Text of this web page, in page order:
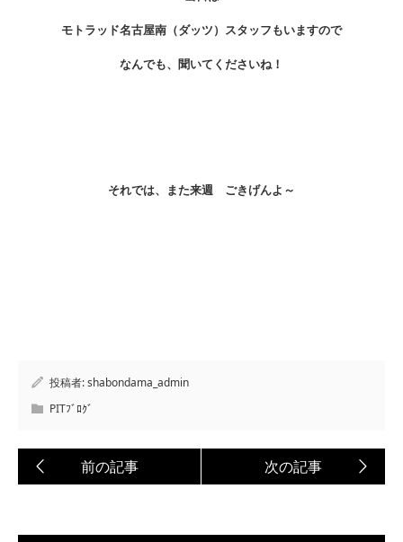
モトラッド名古屋南（ダッツ）スタッフもいますので
なんでも、聞いてくださいね！
それでは、また来週 ごきげんよ～
投稿者:shabondama_admin
PITﾌﾞﾛｸﾞ